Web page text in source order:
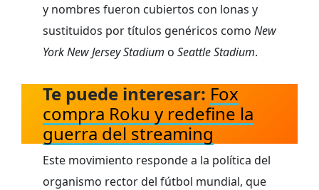
y nombres fueron cubiertos con lonas y
sustituidos por títulos genéricos como New
York New Jersey Stadium o Seattle Stadium.
Te puede interesar: Fox
compra Roku y redefine la
guerra del streaming
Este movimiento responde a la política del
organismo rector del fútbol mundial, que